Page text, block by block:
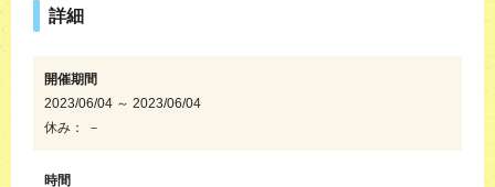
詳細
開催期間
2023/06/04 ～ 2023/06/04
休み： －
時間